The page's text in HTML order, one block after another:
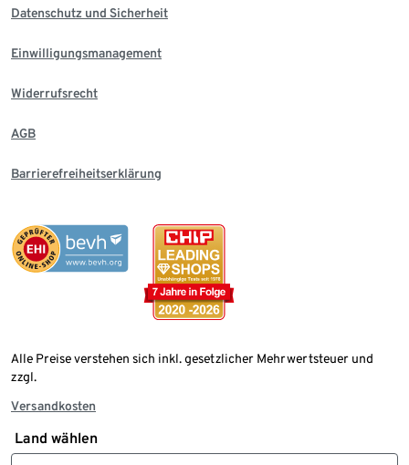
Datenschutz und Sicherheit
Einwilligungsmanagement
Widerrufsrecht
AGB
Barrierefreiheitserklärung
Alle Preise verstehen sich inkl. gesetzlicher Mehrwertsteuer und
zzgl.
Versandkosten
Land wählen